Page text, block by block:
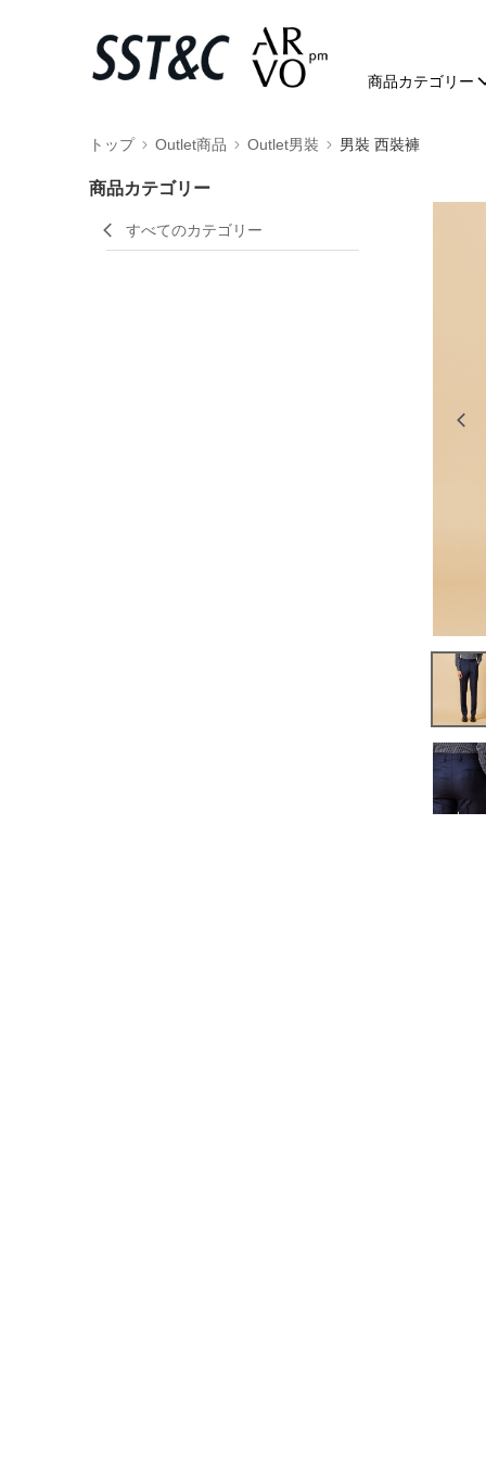
商品カテゴリー
トップ Outlet商品 Outlet男裝 男裝 西裝褲
商品カテゴリー
すべてのカテゴリー